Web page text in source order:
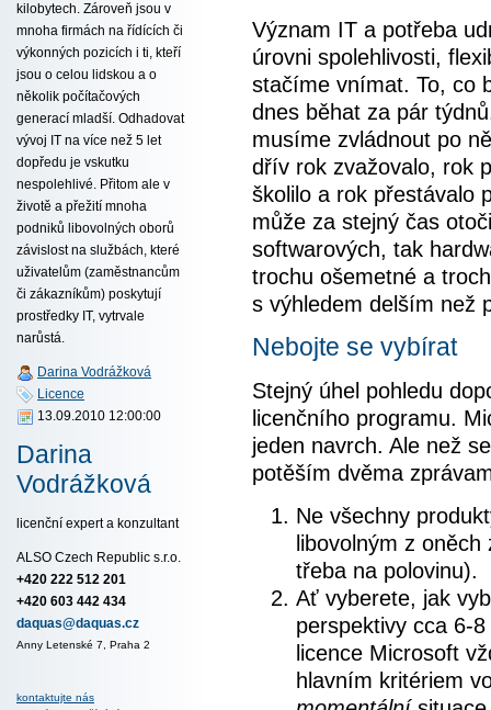
kilobytech. Zároveň jsou v
mnoha firmách na řídících či
výkonných pozicích i ti, kteří
jsou o celou lidskou a o
několik počítačových
generací mladší. Odhadovat
vývoj IT na více než 5 let
dopředu je vskutku
nespolehlivé. Přitom ale v
životě a přežití mnoha
podniků libovolných oborů
závislost na službách, které
uživatelům (zaměstnancům
či zákazníkům) poskytují
prostředky IT, vytrvale
narůstá.
Darina Vodrážková
Licence
13.09.2010 12:00:00
Darina
Vodrážková
licenční expert a konzultant
ALSO Czech Republic s.r.o.
+420 222 512 201
+420 603 442 434
daquas@daquas.cz
Anny Letenské 7, Praha 2
kontaktujte nás
Význam IT a potřeba
úrovni spolehlivosti,
stačíme vnímat. To, co
dnes běhat za pár
musíme zvládnout po
dřív rok zvažovalo, rok
školilo a rok přestávalo
může za stejný čas
softwarových, tak
trochu ošemetné a
s výhledem delším než
Nebojte se vybírat
Stejný úhel pohledu
licenčního programu.
jeden navrch. Ale než
potěším dvěma
Ne všechny
libovolným z
třeba na polovinu).
Ať vyberete, jak
perspektivy cca 6-
licence Microsoft
hlavním kritériem